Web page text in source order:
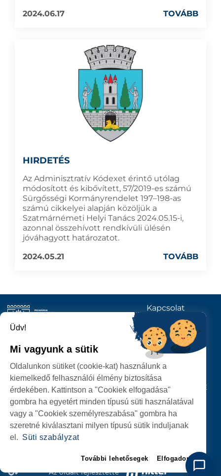
2024.06.17
TOVÁBB
HIRDETÉS
Az Adminisztratív Kódexet érintő utólag
módosított és kibővített, 57/2019-es számú
Sürgősségi Kormányrendelet 197–198-as
számú cikkelyei alapján közöljük a
Szatmárnémeti Helyi Tanács 2024.05.15-i,
azonnal összehívott rendkívüli ülésén
jóváhagyott határozatot.
2024.05.21
TOVÁBB
SZEMÉLYES ADATOK VÉDELME
Az oldalt fejlesztette
SZATMÁRNÉMETI
POLGÁRMESTERI HIVATAL
P-ȚA 25 OCTOMBRIE, NR. 1 CORP M, 440026 SATU MARE
Kapcsolat
KÖVESSENEK
Üdv!
Mi vagyunk a sütik
Oldalunkon sütiket (cookie-kat) használunk a
kiemelkedő felhasználói élmény biztosítása
érdekében. Kattintson a "Cookiek elfogadása"
gombra ha egyetért minden típusú süti használatával
vagy a "Cookiek személyreszabása" gombra ha
szeretné kiválasztani milyen típusú sütik induljanak
el. Süti szabályzat
További lehetősegek Elfogadom